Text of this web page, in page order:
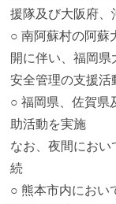
援隊及び大阪府、
○ 南阿蘇村の阿蘇
開に伴い、福岡県
安全管理の支援活
○ 福岡県、佐賀県
助活動を実施
なお、夜間におい
続
○ 熊本市内におい